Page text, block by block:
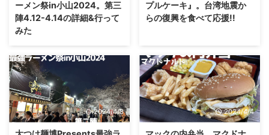
ーメン祭in小山2024。第三
陣4.12-4.14の詳細&行って
みた
プルケーキ』。台湾地震か
らの復興を食べて応援!!
2024/4/8 2024/4/4